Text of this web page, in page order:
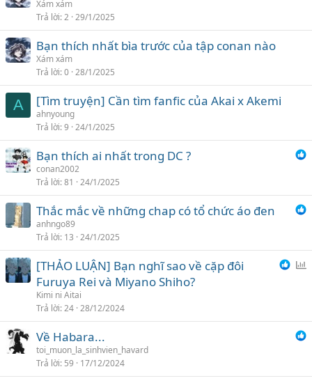
Xám xám
Trả lời 2 29/1/2025
Bạn thích nhất bìa trước của tập conan nào
Xám xám
Trả lời 0 28/1/2025
A [Tìm truyện] Cần tìm fanfic của Akai x Akemi
ahnyoung
Trả lời 9 24/1/2025
Bạn thích ai nhất trong DC ?
conan2002
Trả lời 81 24/1/2025
Thắc mắc về những chap có tổ chức áo đen
anhngo89
Trả lời 13 24/1/2025
c
h
[THẢO LUẬN] Bạn nghĩ sao về cặp đôi
Furuya Rei và Miyano Shiho?
Kimi ni Aitai
Trả lời 24 28/12/2024
Về Habara...
toi_muon_la_sinhvien_havard
Trả lời 59 17/12/2024